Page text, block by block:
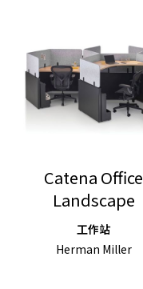
Catena Office
Landscape
工作站
Herman Miller